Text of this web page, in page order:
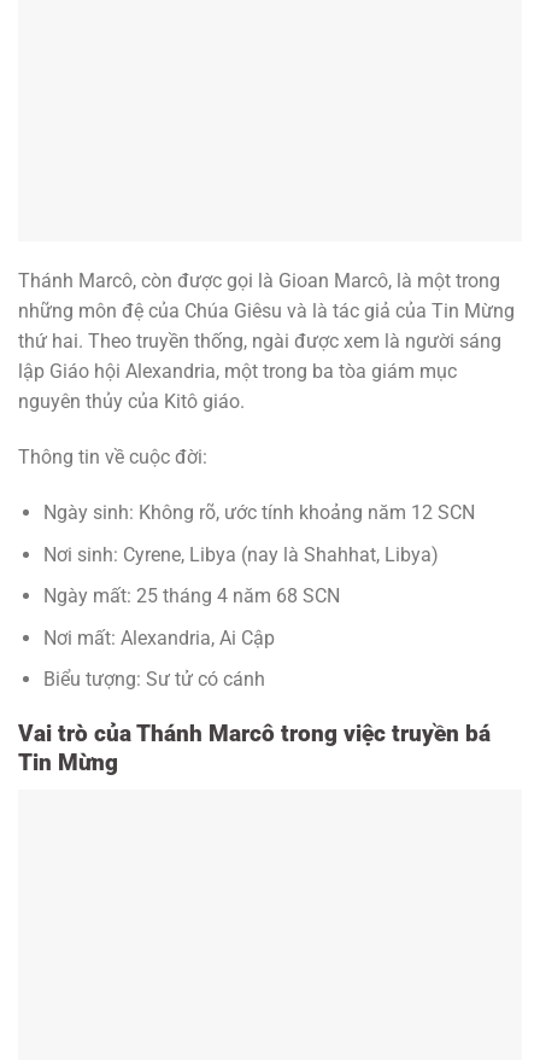
Thánh Marcô, còn được gọi là Gioan Marcô, là một trong
những môn đệ của Chúa Giêsu và là tác giả của Tin Mừng
thứ hai. Theo truyền thống, ngài được xem là người sáng
lập Giáo hội Alexandria, một trong ba tòa giám mục
nguyên thủy của Kitô giáo.
Thông tin về cuộc đời:
Ngày sinh: Không rõ, ước tính khoảng năm 12 SCN
Nơi sinh: Cyrene, Libya (nay là Shahhat, Libya)
Ngày mất: 25 tháng 4 năm 68 SCN
Nơi mất: Alexandria, Ai Cập
Biểu tượng: Sư tử có cánh
Vai trò của Thánh Marcô trong việc truyền bá
Tin Mừng